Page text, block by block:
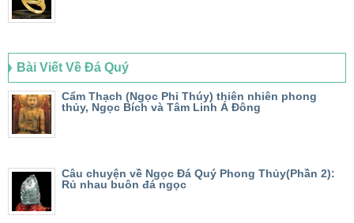
Bài Viết Về Đá Quý
Cẩm Thạch (Ngọc Phỉ Thúy) thiên nhiên phong
thủy, Ngọc Bích và Tâm Linh Á Đông
Câu chuyện về Ngọc Đá Quý Phong Thủy(Phần 2):
Rủ nhau buôn đá ngọc